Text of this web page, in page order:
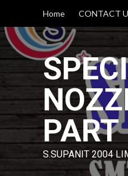
content
Home CONTACT
PART
S.SUPANIT 2004